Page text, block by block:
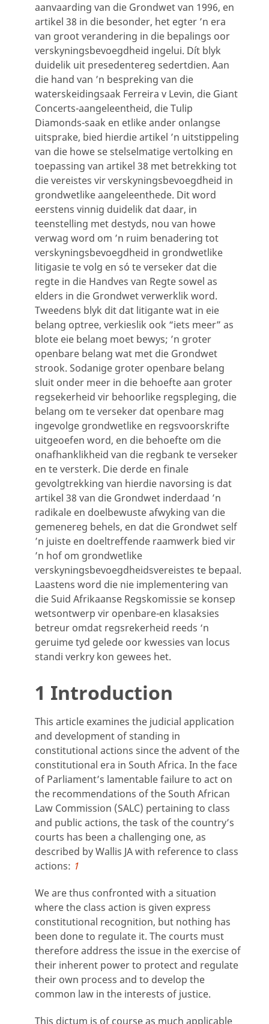
aanvaarding van die Grondwet van 1996, en
artikel 38 in die besonder, het egter ’n era
van groot verandering in die bepalings oor
verskyningsbevoegdheid ingelui. Dít blyk
duidelik uit presedentereg sedertdien. Aan
die hand van ’n bespreking van die
waterskeidingsaak Ferreira v Levin, die Giant
Concerts-aangeleentheid, die Tulip
Diamonds-saak en etlike ander onlangse
uitsprake, bied hierdie artikel ’n uitstippeling
van die howe se stelselmatige vertolking en
toepassing van artikel 38 met betrekking tot
die vereistes vir verskyningsbevoegdheid in
grondwetlike aangeleenthede. Dit word
eerstens vinnig duidelik dat daar, in
teenstelling met destyds, nou van howe
verwag word om ’n ruim benadering tot
verskyningsbevoegdheid in grondwetlike
litigasie te volg en só te verseker dat die
regte in die Handves van Regte sowel as
elders in die Grondwet verwerklik word.
Tweedens blyk dit dat litigante wat in eie
belang optree, verkieslik ook “iets meer” as
blote eie belang moet bewys; ’n groter
openbare belang wat met die Grondwet
strook. Sodanige groter openbare belang
sluit onder meer in die behoefte aan groter
regsekerheid vir behoorlike regspleging, die
belang om te verseker dat openbare mag
ingevolge grondwetlike en regsvoorskrifte
uitgeoefen word, en die behoefte om die
onafhanklikheid van die regbank te verseker
en te versterk. Die derde en finale
gevolgtrekking van hierdie navorsing is dat
artikel 38 van die Grondwet inderdaad ’n
radikale en doelbewuste afwyking van die
gemenereg behels, en dat die Grondwet self
’n juiste en doeltreffende raamwerk bied vir
’n hof om grondwetlike
verskyningsbevoegdheidsvereistes te bepaal.
Laastens word die nie implementering van
die Suid Afrikaanse Regskomissie se konsep
wetsontwerp vir openbare-en klasaksies
betreur omdat regsrekerheid reeds ‘n
geruime tyd gelede oor kwessies van locus
standi verkry kon gewees het.
1 Introduction
This article examines the judicial application
and development of standing in
constitutional actions since the advent of the
constitutional era in South Africa. In the face
of Parliament’s lamentable failure to act on
the recommendations of the South African
Law Commission (SALC) pertaining to class
and public actions, the task of the country’s
courts has been a challenging one, as
described by Wallis JA with reference to class
actions: 1
We are thus confronted with a situation
where the class action is given express
constitutional recognition, but nothing has
been done to regulate it. The courts must
therefore address the issue in the exercise of
their inherent power to protect and regulate
their own process and to develop the
common law in the interests of justice.
This dictum is of course as much applicable